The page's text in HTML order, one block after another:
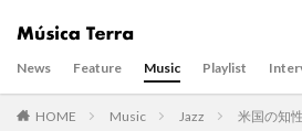
News Feature Music Playlist
HOME Music Jazz 米国の知